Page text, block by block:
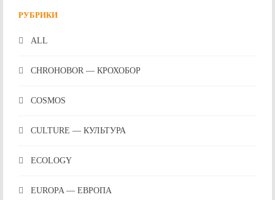
РУБРИКИ
ALL
CHROHOBOR — КРОХОБОР
COSMOS
CULTURE — КУЛЬТУРА
ECOLOGY
EUROPA — ЕВРОПА